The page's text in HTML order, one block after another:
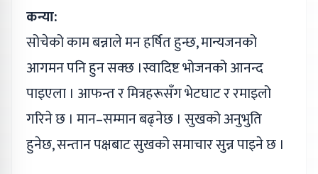
कन्या:
सोचेको काम बन्नाले मन हर्षित हुन्छ, मान्यजनको
आगमन पनि हुन सक्छ ।स्वादिष्ट भोजनको आनन्द
पाइएला । आफन्त र मित्रहरूसँग भेटघाट र रमाइलो
गरिने छ । मान–सम्मान बढ्नेछ । सुखको अनुभुति
हुनेछ, सन्तान पक्षबाट सुखको समाचार सुन्न पाइने छ ।